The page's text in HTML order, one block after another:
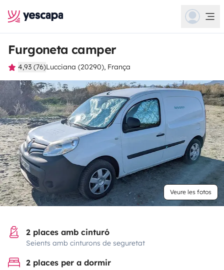
Furgoneta camper
4,93 (76)Lucciana (20290), França
Veure les fotos
2 places amb cinturó
Seients amb cinturons de seguretat
2 places per a dormir